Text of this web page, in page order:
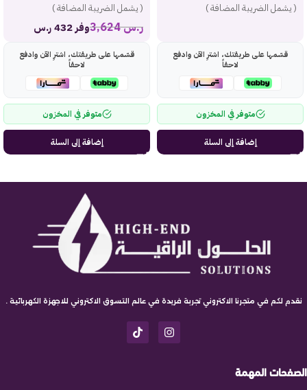
( يشمل الضريبة المضافة )
قسّمها على طريقتك، اشترِ الآن وادفع
لاحقاً
متوفر في المخزون
إضافة إلى السلة
( يشمل الضريبة المضافة )
ر.س3,624 وفر 432 ر.س
قسّمها على طريقتك، اشترِ الآن وادفع
لاحقاً
متوفر في المخزون
إضافة إلى السلة
نقدم لكم في متجرنا الاكتروني تجربة فريدة في عالم التسوق الاكتروني للاجهزة الكهربائية .
الصفحات المهمة